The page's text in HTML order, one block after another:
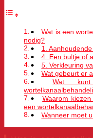
Wat is een
nodig?
1.
4. Een bultje of
5. Verkleuring
Wat gebeurt er
Wat
Waarom
een
Wanneer moet